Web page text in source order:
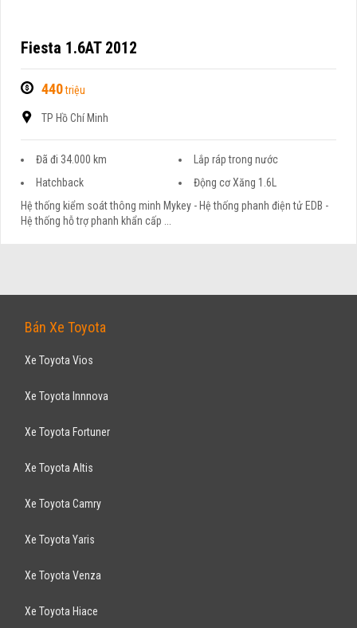
Fiesta 1.6AT 2012
440triệu
TP Hồ Chí Minh
Đã đi 34.000 km
Lắp ráp trong nước
Hatchback
Động cơ Xăng 1.6L
Hệ thống kiểm soát thông minh Mykey - Hệ thống phanh điện tử EDB -
Hệ thống hỗ trợ phanh khẩn cấp ...
Bán Xe Toyota
Xe Toyota Vios
Xe Toyota Innnova
Xe Toyota Fortuner
Xe Toyota Altis
Xe Toyota Camry
Xe Toyota Yaris
Xe Toyota Venza
Xe Toyota Hiace